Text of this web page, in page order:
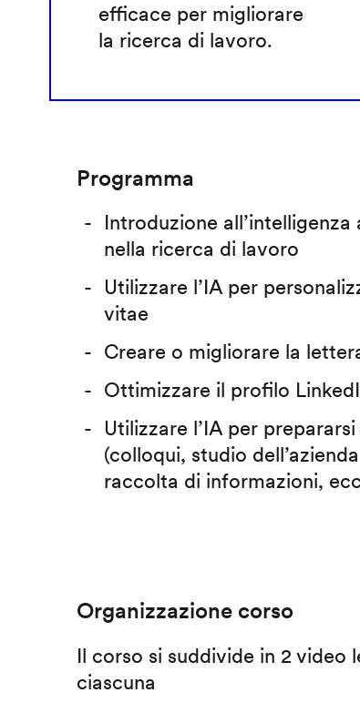
efficace per migliorare
la ricerca di lavoro.
Programma
Introduzione
nella ricerca di lavoro
Utilizzare l’IA per
vitae
Creare o migliorare la
Ottimizzare il profilo
Utilizzare l’IA per
(colloqui, studio
raccolta di informazioni,
Organizzazione corso
Il corso si suddivide in 2 video
ciascuna